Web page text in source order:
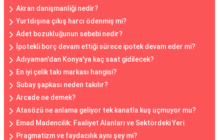
Akran danişmanliği nedir?
Yurtdışına çıkış harcı ödenmiş mi?
Adet bozukluğunun sebebi nedir?
İpotekli borç devam ettiği sürece ipotek devam eder mi?
Adıyaman'dan Konya'ya kaç saat gidilecek?
En iyi çelik takı markası hangisi?
Subay şapkası neden takılır?
Arcade ne demek?
Atasözü ne anlama geliyor tek kanatla kuş uçmuyor mu?
Emad Madencilik: Faaliyet Alanları ve Sektördeki Yeri
Pragmatizm ve faydacılık aynı şey mi?